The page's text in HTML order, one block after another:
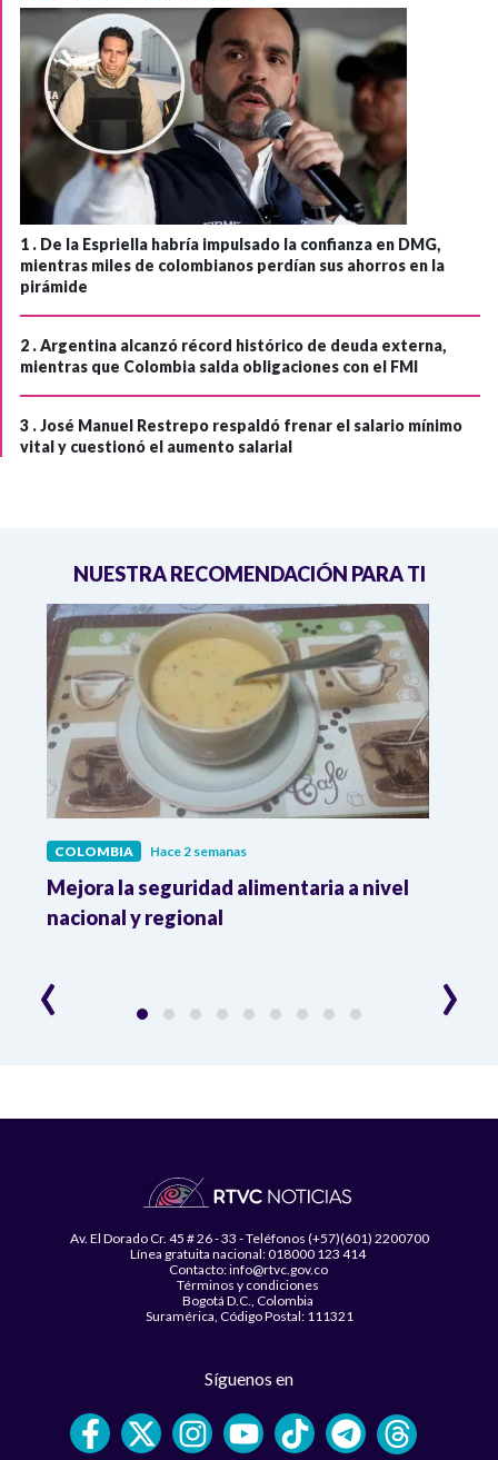
1 . De la Espriella habría impulsado la confianza en DMG,
mientras miles de colombianos perdían sus ahorros en la
pirámide
2 .Argentina alcanzó récord histórico de deuda externa,
mientras que Colombia salda obligaciones con el FMI
3 .José Manuel Restrepo respaldó frenar el salario mínimo
vital y cuestionó el aumento salarial
NUESTRA RECOMENDACIÓN PARA TI
COLOMBIA Hace 2 semanas
Mejora la seguridad alimentaria a nivel
nacional y regional
‹ ›
Av. El Dorado Cr. 45 # 26 - 33 - Teléfonos (+57)(601) 2200700
Línea gratuita nacional: 018000 123 414
Contacto: info@rtvc.gov.co
Términos y condiciones
Bogotá D.C., Colombia
Suramérica, Código Postal: 111321
Síguenos en